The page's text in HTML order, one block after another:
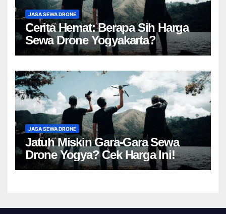
JASA SEWA DRONE
Cerita Hemat: Berapa Sih Harga
Sewa Drone Yogyakarta?
JASA SEWA DRONE
Jatuh Miskin Gara-Gara Sewa
Drone Yogya? Cek Harga Ini!